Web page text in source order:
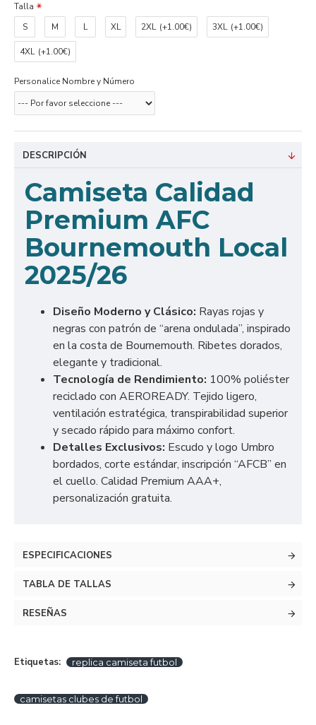
Talla
S
M L XL 2XL (+1.00€) 3XL (+1.00€)
4XL (+1.00€)
Personalice Nombre y Número
DESCRIPCIÓN
Camiseta Calidad
Premium AFC
Bournemouth Local
2025/26
Diseño Moderno y Clásico: Rayas rojas y
negras con patrón de “arena ondulada”, inspirado
en la costa de Bournemouth. Ribetes dorados,
elegante y tradicional.
Tecnología de Rendimiento: 100% poliéster
reciclado con AEROREADY. Tejido ligero,
ventilación estratégica, transpirabilidad superior
y secado rápido para máximo confort.
Detalles Exclusivos: Escudo y logo Umbro
bordados, corte estándar, inscripción “AFCB” en
el cuello. Calidad Premium AAA+,
personalización gratuita.
ESPECIFICACIONES
TABLA DE TALLAS
RESEÑAS
Etiquetas: replica camiseta futbol
camisetas clubes de futbol